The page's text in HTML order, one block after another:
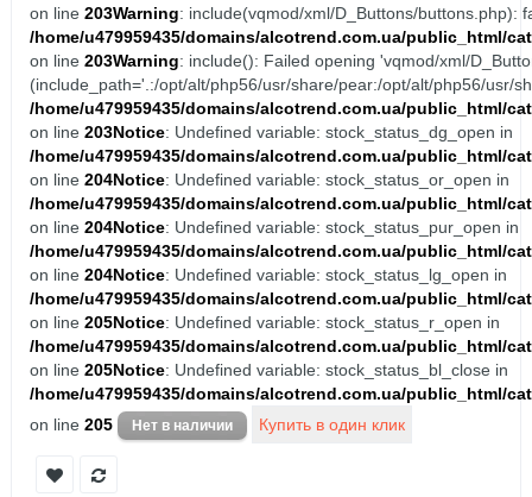
on line 203Warning: include(vqmod/xml/D_Buttons/buttons.php):
/home/u479959435/domains/alcotrend.com.ua/public_html/
on line 203Warning: include(): Failed opening 'vqmod/xml/
(include_path='.:/opt/alt/php56/usr/share/pear:/opt/alt/php56/usr/
/home/u479959435/domains/alcotrend.com.ua/public_html/
on line 203Notice: Undefined variable: stock_status_dg_open in
/home/u479959435/domains/alcotrend.com.ua/public_html/
on line 204Notice: Undefined variable: stock_status_or_open in
/home/u479959435/domains/alcotrend.com.ua/public_html/
on line 204Notice: Undefined variable: stock_status_pur_open in
/home/u479959435/domains/alcotrend.com.ua/public_html/
on line 204Notice: Undefined variable: stock_status_lg_open in
/home/u479959435/domains/alcotrend.com.ua/public_html/
on line 205Notice: Undefined variable: stock_status_r_open in
/home/u479959435/domains/alcotrend.com.ua/public_html/
on line 205Notice: Undefined variable: stock_status_bl_close in
/home/u479959435/domains/alcotrend.com.ua/public_html/
on line 205